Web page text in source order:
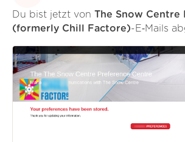
Du bist jetzt von The Snow Centre
(formerly Chill Factore)-E‑Mails